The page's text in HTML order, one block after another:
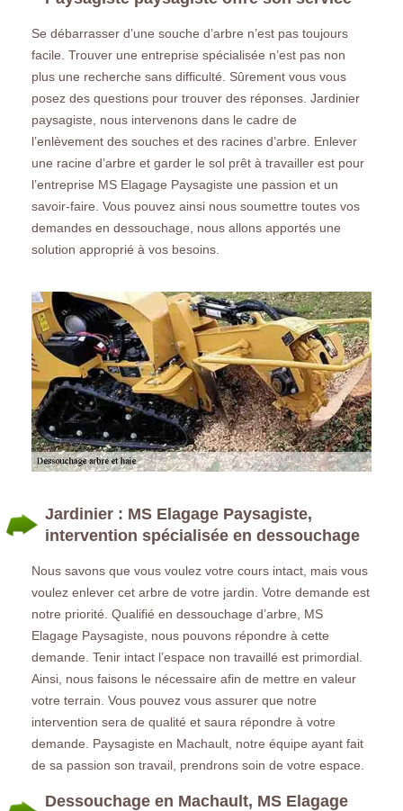
Se débarrasser d’une souche d’arbre n’est pas toujours
facile. Trouver une entreprise spécialisée n’est pas non
plus une recherche sans difficulté. Sûrement vous vous
posez des questions pour trouver des réponses. Jardinier
paysagiste, nous intervenons dans le cadre de
l’enlèvement des souches et des racines d’arbre. Enlever
une racine d’arbre et garder le sol prêt à travailler est pour
l’entreprise MS Elagage Paysagiste une passion et un
savoir-faire. Vous pouvez ainsi nous soumettre toutes vos
demandes en dessouchage, nous allons apportés une
solution approprié à vos besoins.
Jardinier : MS Elagage Paysagiste,
intervention spécialisée en dessouchage
Nous savons que vous voulez votre cours intact, mais vous
voulez enlever cet arbre de votre jardin. Votre demande est
notre priorité. Qualifié en dessouchage d’arbre, MS
Elagage Paysagiste, nous pouvons répondre à cette
demande. Tenir intact l’espace non travaillé est primordial.
Ainsi, nous faisons le nécessaire afin de mettre en valeur
votre terrain. Vous pouvez vous assurer que notre
intervention sera de qualité et saura répondre à votre
demande. Paysagiste en Machault, notre équipe ayant fait
de sa passion son travail, prendrons soin de votre espace.
Dessouchage en Machault, MS Elagage